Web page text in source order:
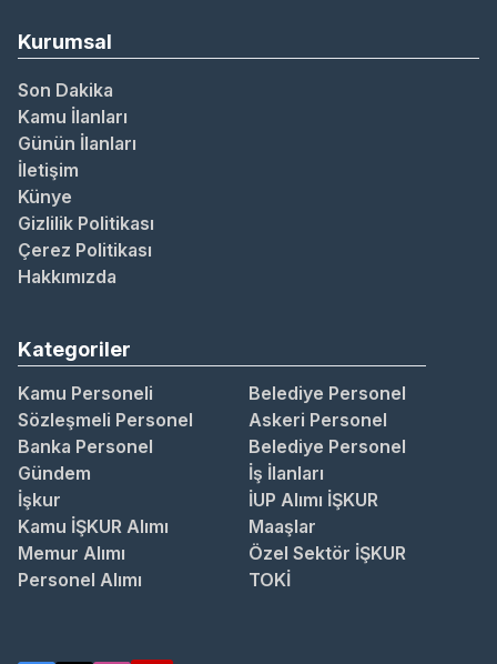
Kurumsal
Son Dakika
Kamu İlanları
Günün İlanları
İletişim
Künye
Gizlilik Politikası
Çerez Politikası
Hakkımızda
Kategoriler
Kamu Personeli
Belediye Personel
Sözleşmeli Personel
Askeri Personel
Banka Personel
Belediye Personel
Gündem
İş İlanları
İşkur
İUP Alımı İŞKUR
Kamu İŞKUR Alımı
Maaşlar
Memur Alımı
Özel Sektör İŞKUR
Personel Alımı
TOKİ